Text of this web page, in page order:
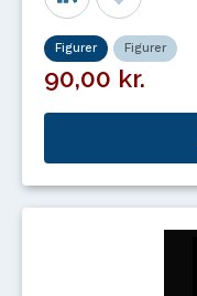
Figurer Figurer
90,00 kr.